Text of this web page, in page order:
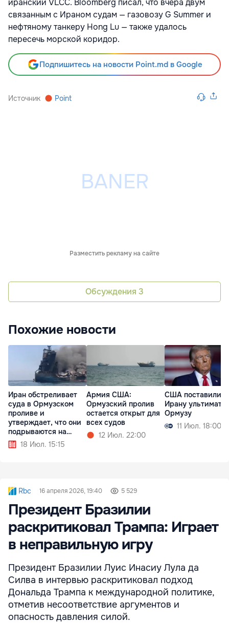
иранский VLCC. Bloomberg писал, что вчера двум
связанным с Ираном судам — газовозу G Summer и
нефтяному танкеру Hong Lu — также удалось
пересечь морской коридор.
Подпишитесь на новости Point.md в Google
Источник Point
Разместить рекламу на сайте
Обсуждения 3
Похожие новости
Иран обстреливает
суда в Ормузском
проливе и
утверждает, что они
подрываются на
минах18 Июл. 15:15
Армия США:
Ормузский пролив
остается открыт для
всех судов
12 Июл. 22:00
США поставили
Ирану
Ормузу
11 Июл. 18:00
Rbc 16 апреля 2026, 19:40 5 529
Президент Бразилии
раскритиковал Трампа: Играет
в неправильную игру
Президент Бразилии Луис Инасиу Лула да
Силва в интервью раскритиковал подход
Дональда Трампа к международной политике,
отметив несоответствие аргументов и
опасность давления силой.